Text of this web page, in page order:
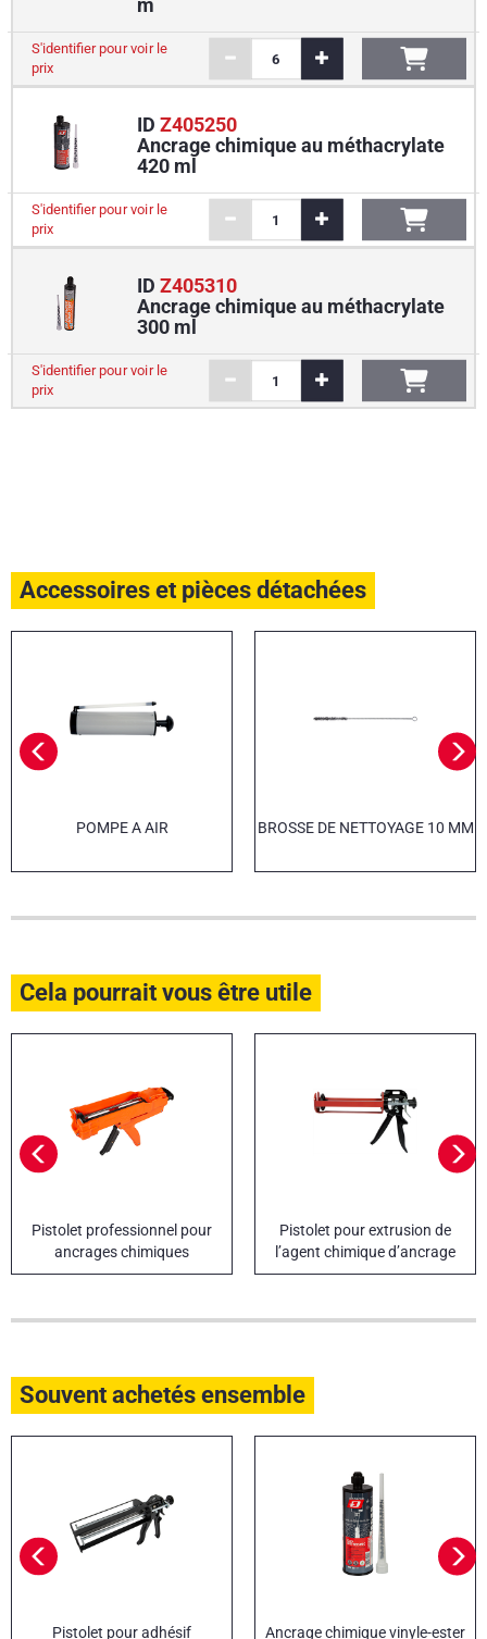
S'identifier pour voir le
prix
ID Z405250
Ancrage chimique au méthacrylate
420 ml
S'identifier pour voir le
prix
ID Z405310
Ancrage chimique au méthacrylate
300 ml
S'identifier pour voir le
prix
Accessoires et pièces détachées
POMPE A AIR BROSSE DE NETTOYAGE 10 MM
Cela pourrait vous être utile
Pistolet professionnel pour
ancrages chimiques
Pistolet pour extrusion de
l’agent chimique d’ancrage
Souvent achetés ensemble
Pistolet pour adhésif
Ancrage chimique vinyle-ester